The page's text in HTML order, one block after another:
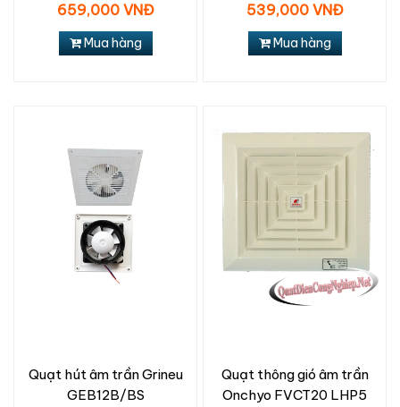
659,000 VNĐ
Mua hàng
539,000 VNĐ
Mua hàng
Quạt hút âm trần Grineu
GEB12B/BS
Quạt thông gió âm trần
Onchyo FVCT20 LHP5